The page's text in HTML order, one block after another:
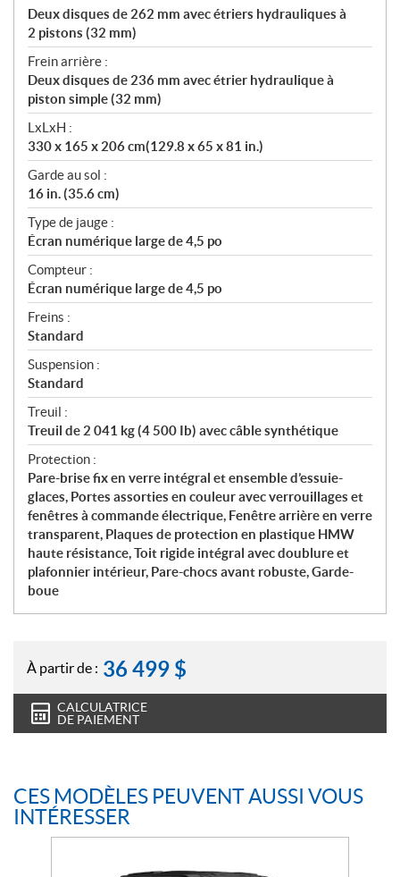
Deux disques de 262 mm avec étriers hydrauliques à
2 pistons (32 mm)
Frein arrière :
Deux disques de 236 mm avec étrier hydraulique à
piston simple (32 mm)
LxLxH :
330 x 165 x 206 cm(129.8 x 65 x 81 in.)
Garde au sol :
16 in. (35.6 cm)
Type de jauge :
Écran numérique large de 4,5 po
Compteur :
Écran numérique large de 4,5 po
Freins :
Standard
Suspension :
Standard
Treuil :
Treuil de 2 041 kg (4 500 Ib) avec câble synthétique
Protection :
Pare-brise fix en verre intégral et ensemble d’essuie-
glaces, Portes assorties en couleur avec verrouillages et
fenêtres à commande électrique, Fenêtre arrière en verre
transparent, Plaques de protection en plastique HMW
haute résistance, Toit rigide intégral avec doublure et
plafonnier intérieur, Pare-chocs avant robuste, Garde-
boue
À partir de : 36 499 $
CALCULATRICE
DE PAIEMENT
CES MODÈLES PEUVENT AUSSI VOUS
INTÉRESSER